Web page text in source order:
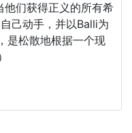
他们获得正义的所有希
己动手，并以Balli为
是松散地根据一个现